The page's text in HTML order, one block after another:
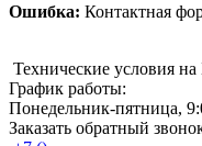
Ошибка: Контактная
Технические условия
График работы:
Понедельник-пятница,
Заказать обратный